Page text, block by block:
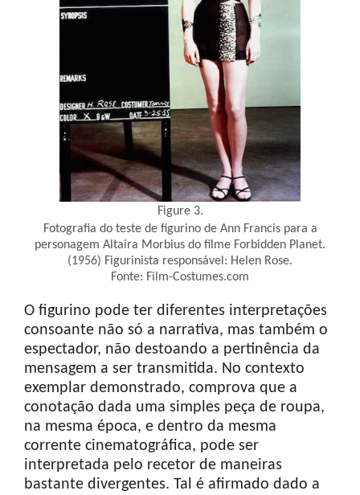
Figure 3.
Fotografia do teste de figurino de Ann Francis para a
personagem Altaira Morbius do filme Forbidden Planet.
(1956) Figurinista responsável: Helen Rose.
Fonte: Film-Costumes.com
O figurino pode ter diferentes interpretações
consoante não só a narrativa, mas também o
espectador, não destoando a pertinência da
mensagem a ser transmitida. No contexto
exemplar demonstrado, comprova que a
conotação dada uma simples peça de roupa,
na mesma época, e dentro da mesma
corrente cinematográfica, pode ser
interpretada pelo recetor de maneiras
bastante divergentes. Tal é afirmado dado a